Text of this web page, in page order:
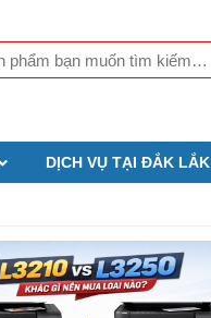
DỊCH VỤ TẠI ĐẮK LẮK